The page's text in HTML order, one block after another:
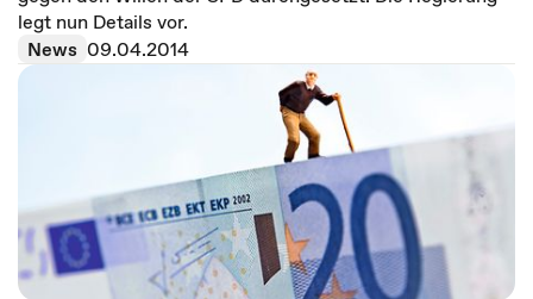
legt nun Details vor.
News 09.04.2014